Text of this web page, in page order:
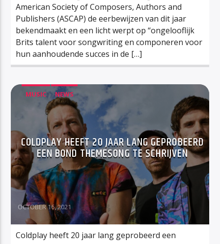
American Society of Composers, Authors and
Publishers (ASCAP) de eerbewijzen van dit jaar
bekendmaakt en een licht werpt op “ongelooflijk
Brits talent voor songwriting en componeren voor
hun aanhoudende succes in de […]
MUSIC NEWS
COLDPLAY HEEFT 20 JAAR LANG GEPROBEERD
EEN BOND THEMESONG TE SCHRIJVEN
OCTOBER 16, 2021
Coldplay heeft 20 jaar lang geprobeerd een